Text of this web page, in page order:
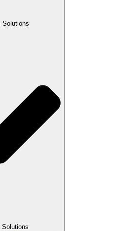
Solutions
Solutions